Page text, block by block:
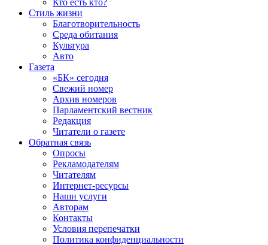
Кто есть кто?
Стиль жизни
Благотворительность
Среда обитания
Культура
Авто
Газета
«БК» сегодня
Свежий номер
Архив номеров
Парламентский вестник
Редакция
Читатели о газете
Обратная связь
Опросы
Рекламодателям
Читателям
Интернет-ресурсы
Наши услуги
Авторам
Контакты
Условия перепечатки
Политика конфиденциальности